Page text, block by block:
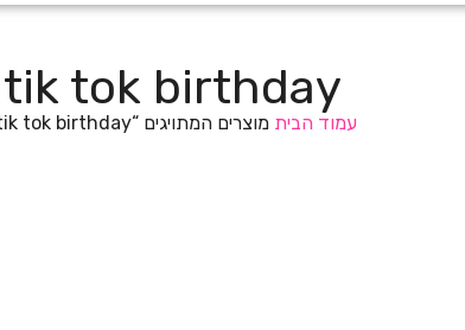
tik tok birthday
עמוד הביתמוצרים המתויגים “tik tok birthday”